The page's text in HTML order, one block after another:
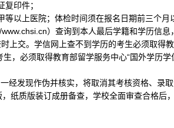
印件；
以上医院；体检时间须在报名日期前三个月
）查询到本人最后学籍和学历信息
上交。学信网上查不到学历的考生必须取得
，必须取得教育部留学服务中心“国外学历学
经发现作伪并核实，将取消其考核资格、录
，纸质版装订成册备查，学校全面审查合格后